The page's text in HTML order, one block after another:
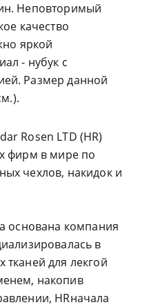
Неповторимый
качество
яркой
- нубук с
Размер данной
Rosen LTD (HR)
фирм в мире по
чехлов, накидок и
основана компания
в
тканей для лекгой
накопив
HRначала